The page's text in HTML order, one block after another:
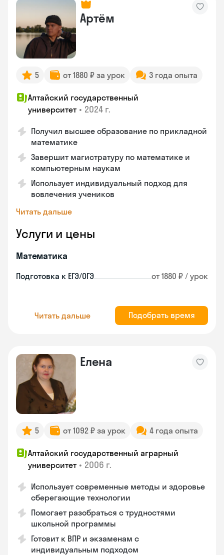
Артём
5 от 1880 ₽ за урок 3 года опыта
Алтайский государственный
университет • 2024 г.
Получил высшее образование по прикладной
математике
Завершит магистратуру по математике и
компьютерным наукам
Использует индивидуальный подход для
вовлечения учеников
Читать дальше
Услуги и цены
Математика
Подготовка к ЕГЭ/ОГЭ от 1880 ₽ / урок
Читать дальше Подобрать время
Елена
5 от 1092 ₽ за урок 4 года опыта
Алтайский государственный аграрный
университет • 2006 г.
Использует современные методы и здоровье
сберегающие технологии
Помогает разобраться с трудностями
школьной программы
Готовит к ВПР и экзаменам с
индивидуальным подходом